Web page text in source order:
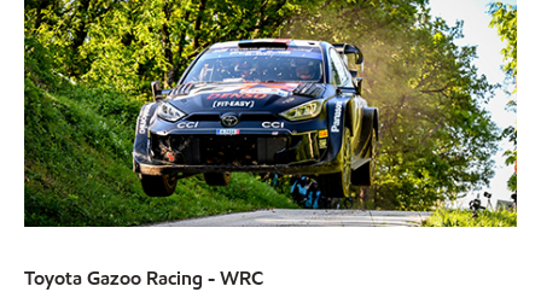
Toyota Gazoo Racing - WRC